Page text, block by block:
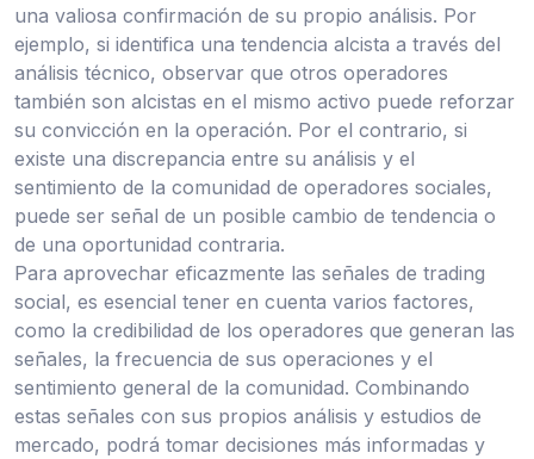
una valiosa confirmación de su propio análisis. Por
ejemplo, si identifica una tendencia alcista a través del
análisis técnico, observar que otros operadores
también son alcistas en el mismo activo puede reforzar
su convicción en la operación. Por el contrario, si
existe una discrepancia entre su análisis y el
sentimiento de la comunidad de operadores sociales,
puede ser señal de un posible cambio de tendencia o
de una oportunidad contraria.
Para aprovechar eficazmente las señales de trading
social, es esencial tener en cuenta varios factores,
como la credibilidad de los operadores que generan las
señales, la frecuencia de sus operaciones y el
sentimiento general de la comunidad. Combinando
estas señales con sus propios análisis y estudios de
mercado, podrá tomar decisiones más informadas y